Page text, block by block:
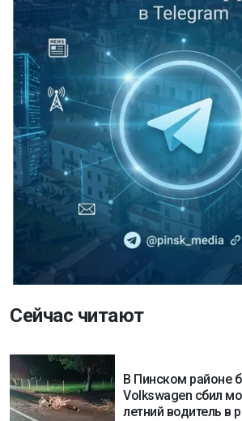
Сейчас читают
В Пинском районе
Volkswagen сбил
летний водитель в